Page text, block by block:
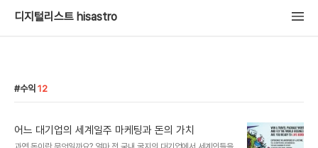
디지털리스트 hisastro
수익 12
어느 대기업의 세계일주 마케팅과 돈의 가치